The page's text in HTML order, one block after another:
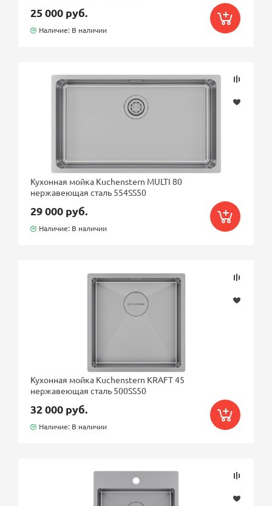
25 000 руб.
Наличие: В наличии
Кухонная мойка Kuchenstern MULTI 80
нержавеющая сталь 554SS50
29 000 руб.
Наличие: В наличии
Кухонная мойка Kuchenstern KRAFT 45
нержавеющая сталь 500SS50
32 000 руб.
Наличие: В наличии